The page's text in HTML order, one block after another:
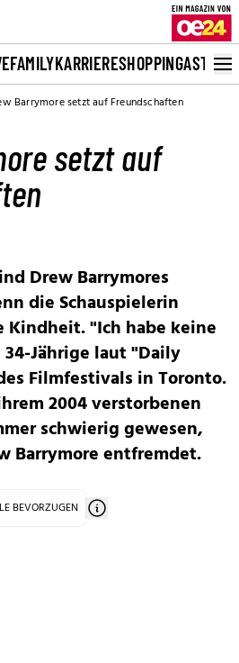
FAMILYKARRIERESHOPPINGASTRO
Barrymore setzt auf Freundschaften
setzt auf
Drew Barrymores
die Schauspielerin
"Ich habe keine
Jährige laut "Daily
Filmfestivals in Toronto.
2004 verstorbenen
schwierig gewesen,
Barrymore entfremdet.
BEVORZUGEN